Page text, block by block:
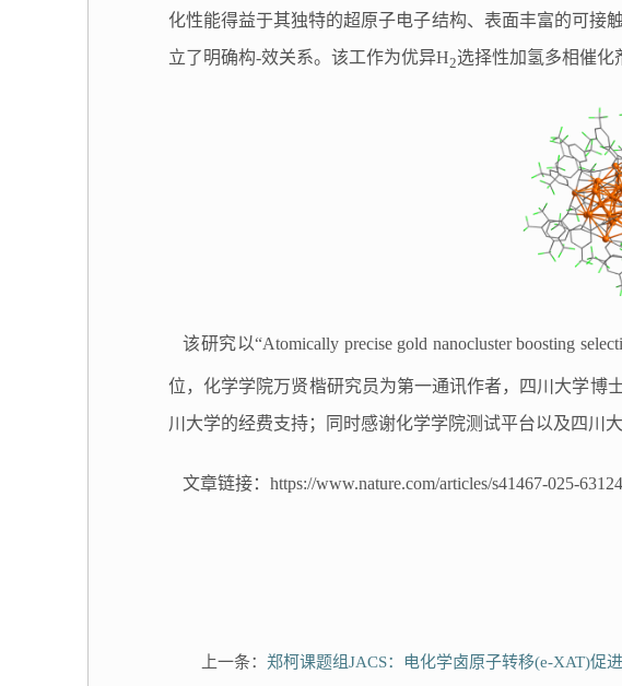
化性能得益于其独特的超原子电子结构、表面丰富的可接触
立了明确构-效关系。 该工作为优异H2选择性加氢多相催化
该研究以“Atomically precise gold nanocluster boosting
位，化学学院万贤楷研究员为第一通讯作者，四川大学博
川大学的经费支持；同时感谢化学学院测试平台以及四川
文章链接：https://www.nature.com/articles/s41467-025-
上一条： 郑柯课题组JACS：电化学卤原子转移(e-XAT)促